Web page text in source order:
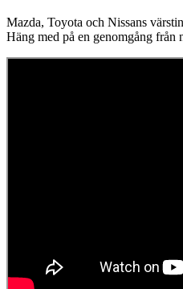
Mazda, Toyota och Nissans
Häng med på en genomgång från